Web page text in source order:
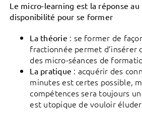
Le micro-learning est la réponse au
disponibilité pour se former
La théorie : se former de
fractionnée permet d’insérer
des micro-séances de
La pratique : acquérir des
minutes est certes possible,
compétences sera toujours
est utopique de vouloir